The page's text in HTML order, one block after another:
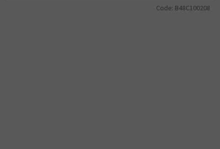
Code: B48C100208